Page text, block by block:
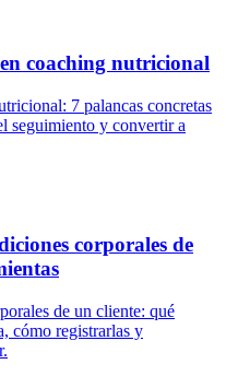
coaching nutricional
7 palancas concretas
seguimiento y convertir a
corporales de
de un cliente: qué
cómo registrarlas y